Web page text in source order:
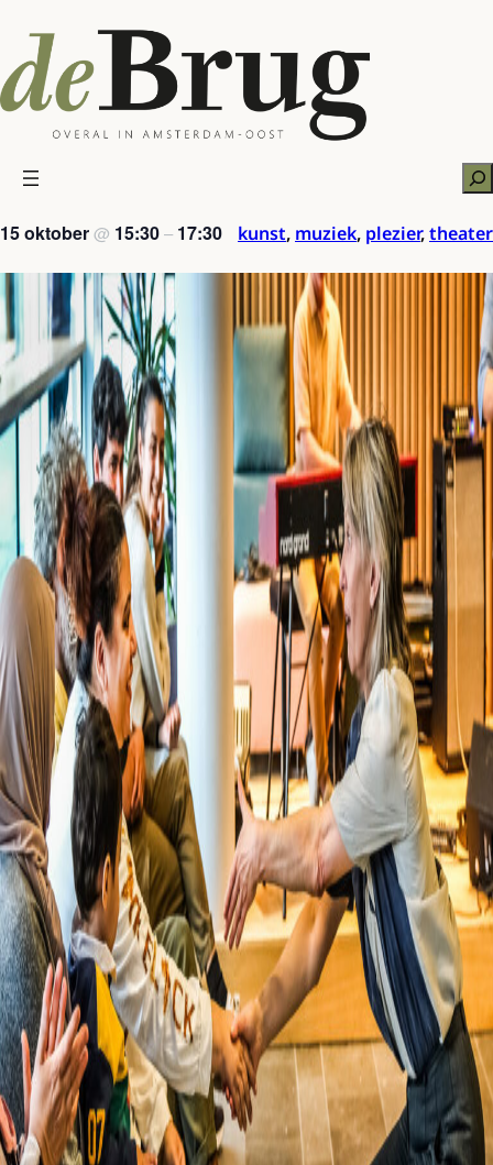
naar
de
inhoud
15 oktober@ 15:30– 17:30 kunst, muziek, plezier,theater